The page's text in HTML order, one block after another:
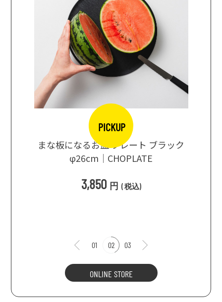
PICKUP
まな板になるお皿 プレート ブラック
φ26cm｜CHOPLATE
3,850 円 (税込)
01 02 03
ONLINE STORE